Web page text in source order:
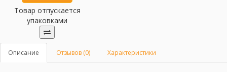
Товар отпускается
упаковками
Описание Отзывов (0) Характеристики